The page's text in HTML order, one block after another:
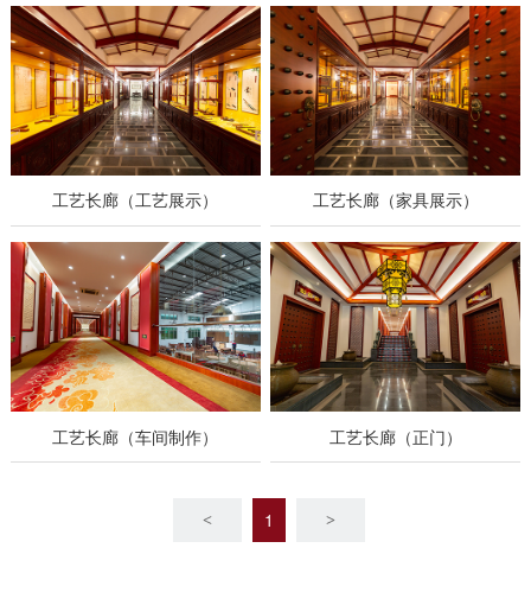
工艺长廊（工艺展示） 工艺长廊（家具展示）
工艺长廊（车间制作） 工艺长廊（正门）
< 1 >